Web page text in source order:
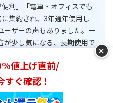
便利」「電車・オフィスでも
集約され、3年通年使用し
ーザーの声もありました。一
が少し気になる、長期使用で
る、という声もありました。
Balin ハンディファン
+
値上げ直前/
ぐ確認！